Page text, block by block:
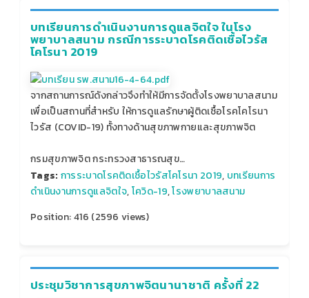
บทเรียนการดำเนินงานการดูแลจิตใจ ในโรง
พยาบาลสนาม กรณีการระบาดโรคติดเชื้อไวรัส
โคโรนา 2019
จากสถานการณ์ดังกล่าวจึงทำให้มีการจัดตั้งโรงพยาบาลสนาม
เพื่อเป็นสถานที่สำหรับ ให้การดูแลรักษาผู้ติดเชื้อโรคโคโรนา
ไวรัส (COVID-19) ทั้งทางด้านสุขภาพกายและสุขภาพจิต
กรมสุขภาพจิต กระทรวงสาธารณสุข…
Tags: การระบาดโรคติดเชื้อไวรัสโคโรนา 2019, บทเรียนการ
ดำเนินงานการดูแลจิตใจ,โควิด-19,โรงพยาบาลสนาม
Position:416 (2596 views)
ประชุมวิชาการสุขภาพจิตนานาชาติ ครั้งที่ 22